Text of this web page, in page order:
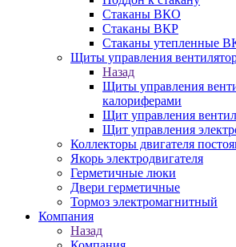
Стаканы ВКО
Стаканы ВКР
Стаканы утепленные
Щиты управления
Назад
Щиты управления
калориферами
Щит управления
Щит управления
Коллекторы двигателя
Якорь электродвигателя
Герметичные люки
Двери герметичные
Тормоз электромагнитный
Компания
Назад